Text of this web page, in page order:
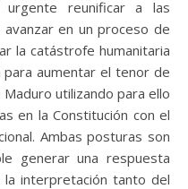
reunificar a las
en un proceso de
la catástrofe humanitaria
para aumentar el tenor de
utilizando para ello
en la Constitución con el
Ambas posturas son
generar una respuesta
interpretación tanto del